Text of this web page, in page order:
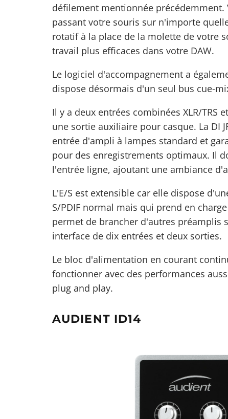
défilement mentionnée
passant votre souris sur n'importe
rotatif à la place de la molette de votre
travail plus efficaces dans votre DAW.
Le logiciel d'accompagnement a
dispose désormais d'un seul bus cue-
Il y a deux entrées combinées XLR/TRS
une sortie auxiliaire pour casque. La DI
entrée d'ampli à lampes standard et
pour des enregistrements optimaux. Il
l'entrée ligne, ajoutant une ambiance
L'E/S est extensible car elle dispose
S/PDIF normal mais qui prend en
permet de brancher d'autres préamplis
interface de dix entrées et deux sorties.
Le bloc d'alimentation en courant
fonctionner avec des performances
plug and play.
AUDIENT ID14